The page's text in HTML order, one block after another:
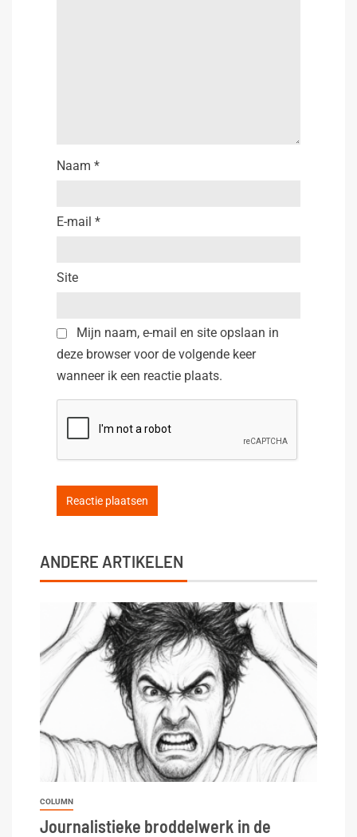
Naam *
E-mail *
Site
Mijn naam, e-mail en site opslaan in
deze browser voor de volgende keer
wanneer ik een reactie plaats.
ANDERE ARTIKELEN
COLUMN
Journalistieke broddelwerk in de